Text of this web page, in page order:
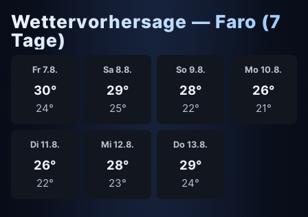
Wettervorhersage — Faro (7
Tage)
Fr 7.8.
30°
24°
Sa 8.8.
29°
25°
So 9.8.
28°
22°
Mo 10.8.
26°
21°
Di 11.8.
26°
22°
Mi 12.8.
28°
23°
Do 13.8.
29°
24°